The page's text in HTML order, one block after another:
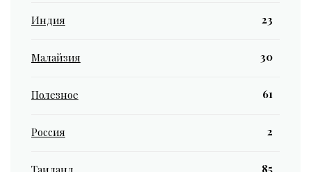
Индия 23
Малайзия 30
Полезное 61
Россия 2
85